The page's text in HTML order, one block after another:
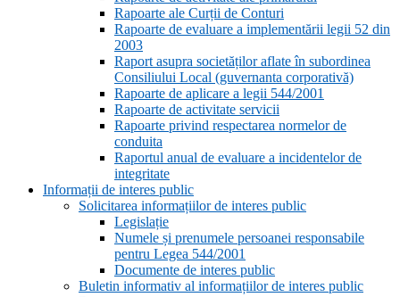
Rapoarte ale Curții de Conturi
Rapoarte de evaluare a implementării legii 52 din
2003
Raport asupra societăților aflate în subordinea
Consiliului Local (guvernanta corporativă)
Rapoarte de aplicare a legii 544/2001
Rapoarte de activitate servicii
Rapoarte privind respectarea normelor de
conduita
Raportul anual de evaluare a incidentelor de
integritate
Informații de interes public
Solicitarea informațiilor de interes public
Legislație
Numele și prenumele persoanei responsabile
pentru Legea 544/2001
Documente de interes public
Buletin informativ al informațiilor de interes public